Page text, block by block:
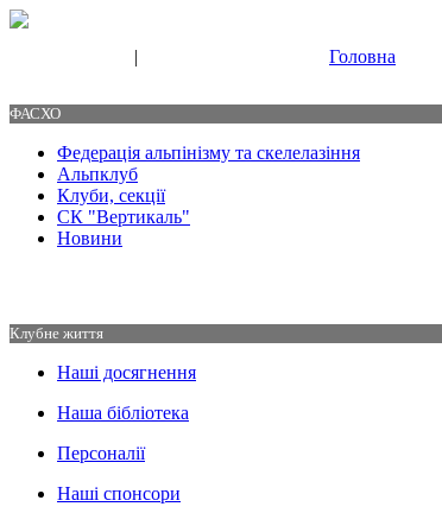
| Головна
ФАСХО
Федерація альпінізму та скелелазіння
Альпклуб
Клуби, секції
СК "Вертикаль"
Новини
Клубне життя
Наші досягнення
Наша бібліотека
Персоналії
Наші спонсори